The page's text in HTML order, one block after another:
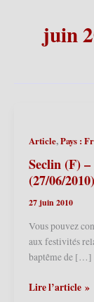
juin
Article,Pays :
Seclin (F) –
(27/06/2010)
27 juin 2010
Vous pouvez
aux festivités
baptême de […]
Seclin
Lire l’article »